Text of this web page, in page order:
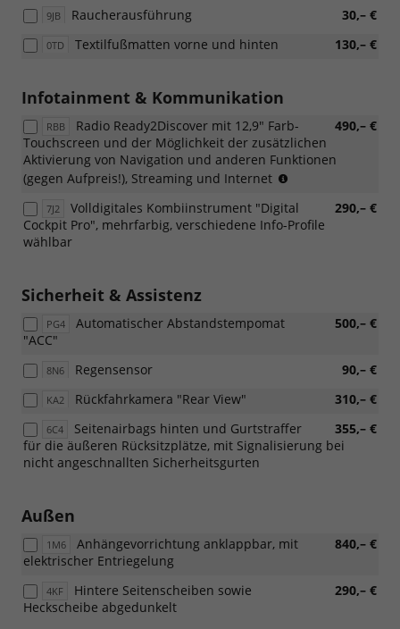
9JB 30,– €
Raucherausführung
0TD 130,– €
Textilfußmatten vorne und hinten
Infotainment & Kommunikation
RBB 490,– €
Radio Ready2Discover mit 12,9" Farb-
Touchscreen und der Möglichkeit der zusätzlichen
Aktivierung von Navigation und anderen Funktionen
(gegen Aufpreis!), Streaming und Internet
Verbindung
mit
7J2 290,– €
Volldigitales Kombiinstrument "Digital
Cockpit Pro", mehrfarbig, verschiedene Info-Profile
wählbar
Sicherheit & Assistenz
PG4 500,– €
Automatischer Abstandstempomat
"ACC"
8N6 90,– €
Regensensor
KA2 310,– €
Rückfahrkamera "Rear View"
6C4 355,– €
Seitenairbags hinten und Gurtstraffer
für die äußeren Rücksitzplätze, mit Signalisierung bei
nicht angeschnallten Sicherheitsgurten
Außen
1M6 840,– €
Anhängevorrichtung anklappbar, mit
elektrischer Entriegelung
4KF 290,– €
Hintere Seitenscheiben sowie
Heckscheibe abgedunkelt